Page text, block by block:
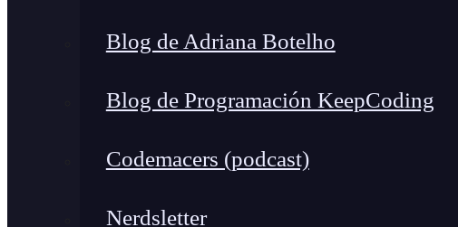
Blog de Adriana Botelho
Blog de Programación KeepCoding
Codemacers (podcast)
Nerdsletter